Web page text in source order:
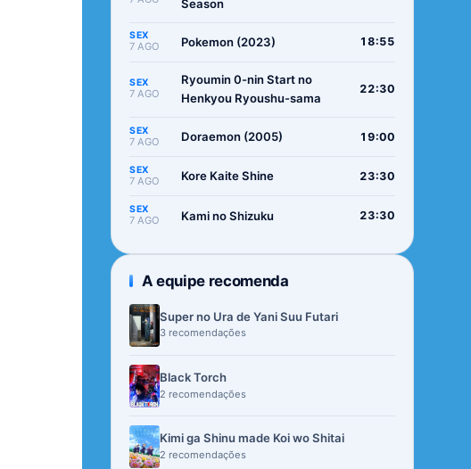
Season
SEX
7 AGO Pokemon (2023) 18:55
SEX
7 AGO
Ryoumin 0-nin Start no
Henkyou Ryoushu-sama
22:30
SEX
7 AGO Doraemon (2005) 19:00
SEX
7 AGO Kore Kaite Shine 23:30
SEX
7 AGO Kami no Shizuku 23:30
A equipe recomenda
Super no Ura de Yani Suu Futari
3 recomendações
Black Torch
2 recomendações
Kimi ga Shinu made Koi wo Shitai
2 recomendações